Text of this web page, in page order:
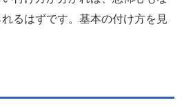
るはずです。基本の付け方を見